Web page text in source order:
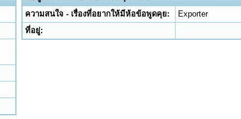
ความสนใจ - เรื่องที่อยากให้มีห้อข้อพูดคุย:
Exporter
ที่อยู่: